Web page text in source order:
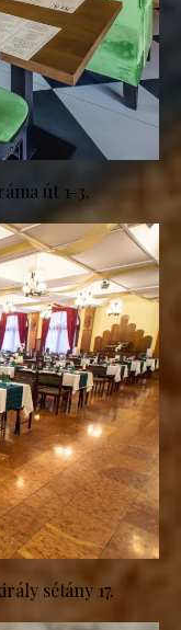
út 1-3.
sétány 17.